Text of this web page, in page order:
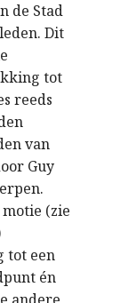
de Stad
Dit
tot
reeds
van
Guy
(zie
tot een
én